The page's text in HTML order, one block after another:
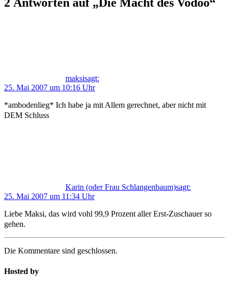
maksisagt:
25. Mai 2007 um 10:16 Uhr
*ambodenlieg* Ich habe ja mit Allem gerechnet, aber nicht mit
DEM Schluss
Karin (oder Frau Schlangenbaum)sagt:
25. Mai 2007 um 11:34 Uhr
Liebe Maksi, das wird vohl 99,9 Prozent aller Erst-Zuschauer so
gehen.
Die Kommentare sind geschlossen.
Hosted by